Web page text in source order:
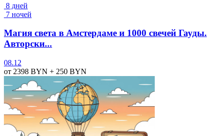
8 дней
7 ночей
Магия света в Амстердаме и 1000 свечей Гауды.
Авторски...
08.12
от 2398 BYN + 250 BYN